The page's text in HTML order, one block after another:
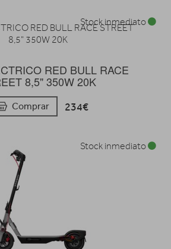
RED BULL RACE
8,5" 350W 20K
Comprar 234€
Stock inmediato
Stock inmediato